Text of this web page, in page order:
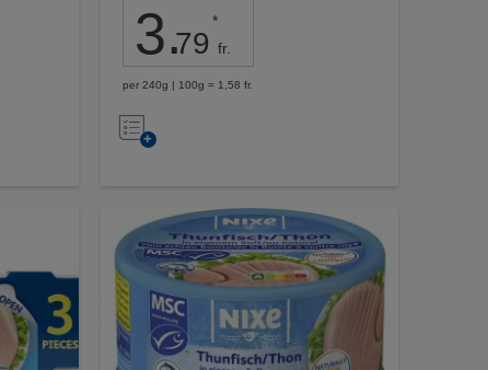
3.79
*
fr.
per 240g | 100g = 1,58 fr.
Nell’elenco